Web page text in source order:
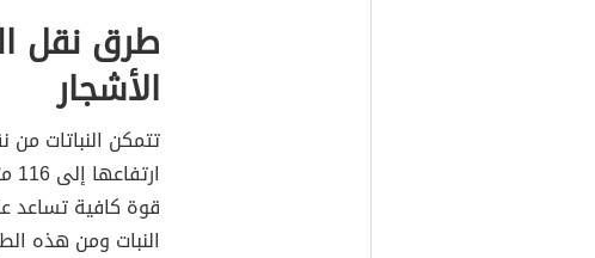
الذي يتكون من
الأوراق، لذلك
جميع أجزاء النبات
طرق نقل
الأشجار